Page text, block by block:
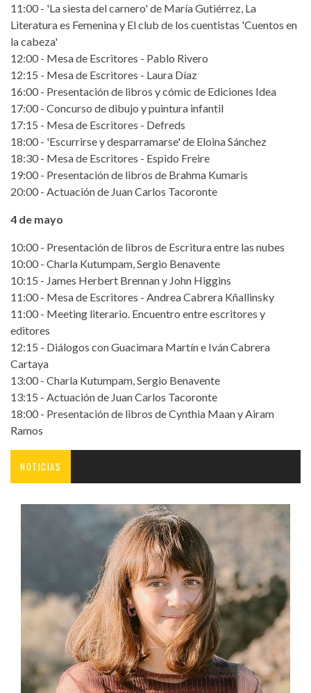
11:00 - 'La siesta del carnero' de María Gutiérrez, La
Literatura es Femenina y El club de los cuentistas 'Cuentos en
la cabeza'
12:00 - Mesa de Escritores - Pablo Rivero
12:15 - Mesa de Escritores - Laura Díaz
16:00 - Presentación de libros y cómic de Ediciones Idea
17:00 - Concurso de dibujo y puintura infantil
17:15 - Mesa de Escritores - Defreds
18:00 - 'Escurrirse y desparramarse' de Eloina Sánchez
18:30 - Mesa de Escritores - Espido Freire
19:00 - Presentación de libros de Brahma Kumaris
20:00 - Actuación de Juan Carlos Tacoronte
4 de mayo
10:00 - Presentación de libros de Escritura entre las nubes
10:00 - Charla Kutumpam, Sergio Benavente
10:15 - James Herbert Brennan y John Higgins
11:00 - Mesa de Escritores - Andrea Cabrera Kñallinsky
11:00 - Meeting literario. Encuentro entre escritores y
editores
12:15 - Diálogos con Guacimara Martín e Iván Cabrera
Cartaya
13:00 - Charla Kutumpam, Sergio Benavente
13:15 - Actuación de Juan Carlos Tacoronte
18:00 - Presentación de libros de Cynthia Maan y Airam
Ramos
NOTICIAS